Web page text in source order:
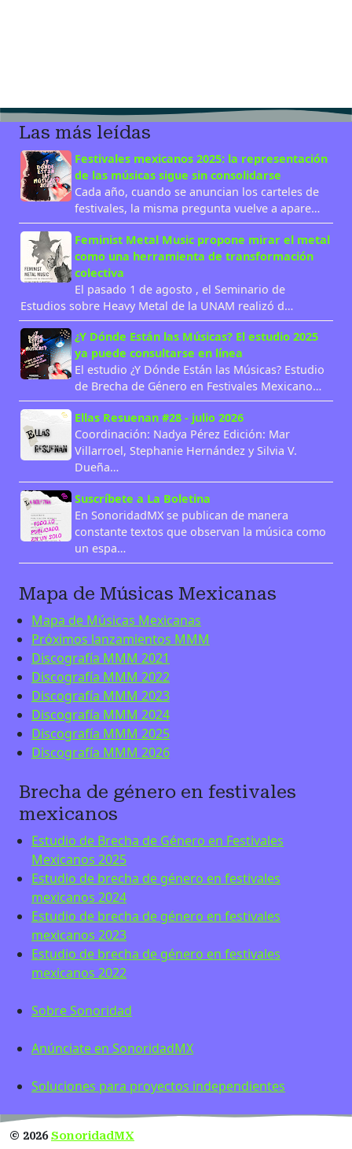
Las más leídas
Festivales mexicanos 2025: la representación
de las músicas sigue sin consolidarse
Cada año, cuando se anuncian los carteles de
festivales, la misma pregunta vuelve a apare…
Feminist Metal Music propone mirar el metal
como una herramienta de transformación
colectiva
El pasado 1 de agosto , el Seminario de
Estudios sobre Heavy Metal de la UNAM realizó d…
¿Y Dónde Están las Músicas? El estudio 2025
ya puede consultarse en línea
El estudio ¿Y Dónde Están las Músicas? Estudio
de Brecha de Género en Festivales Mexicano…
Ellas Resuenan #28 - julio 2026
Coordinación: Nadya Pérez Edición: Mar
Villarroel, Stephanie Hernández y Silvia V.
Dueña…
Suscríbete a La Boletina
En SonoridadMX se publican de manera
constante textos que observan la música como
un espa…
Mapa de Músicas Mexicanas
Mapa de Músicas Mexicanas
Próximos lanzamientos MMM
Discografía MMM 2021
Discografía MMM 2022
Discografía MMM 2023
Discografía MMM 2024
Discografía MMM 2025
Discografía MMM 2026
Brecha de género en festivales
mexicanos
Estudio de Brecha de Género en Festivales
Mexicanos 2025
Estudio de brecha de género en festivales
mexicanos 2024
Estudio de brecha de género en festivales
mexicanos 2023
Estudio de brecha de género en festivales
mexicanos 2022
Sobre Sonoridad
Anúnciate en SonoridadMX
Soluciones para proyectos independientes
© 2026 SonoridadMX